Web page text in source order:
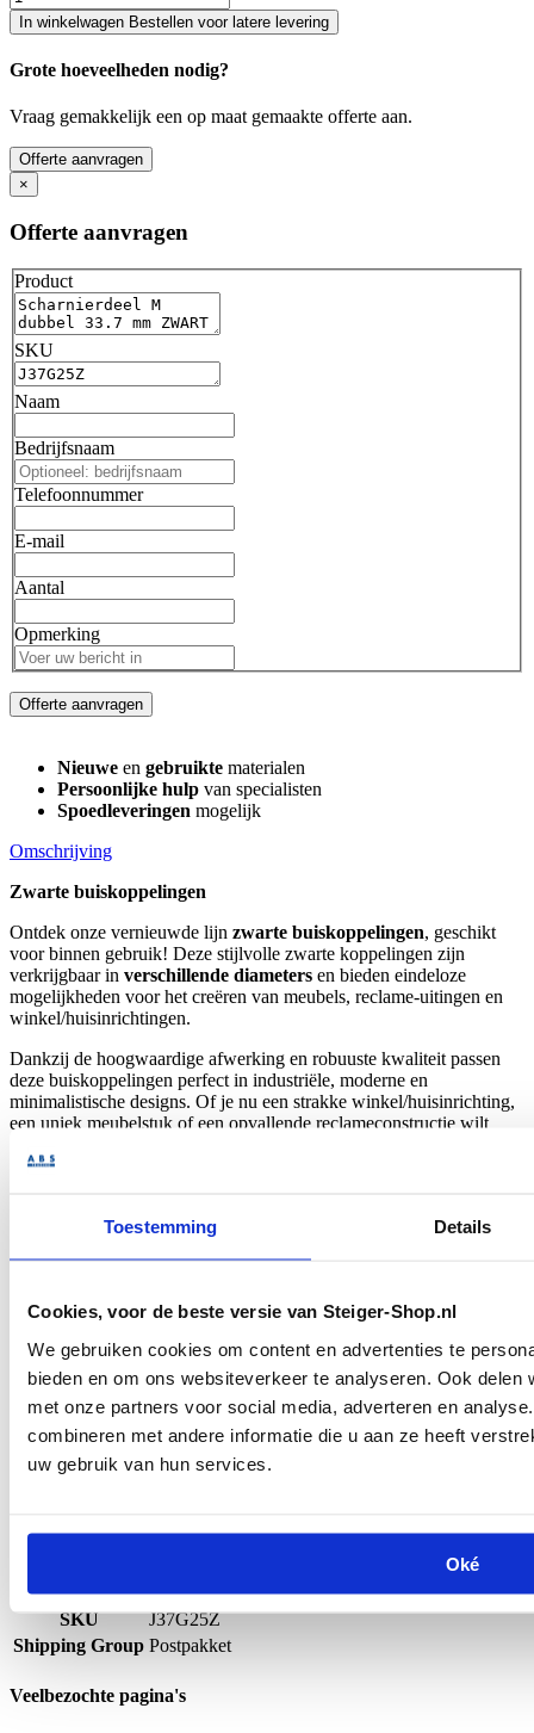
Toestemming Details
Cookies, voor de beste versie van Steiger-Shop.nl
We gebruiken cookies om content en advertenties te
bieden en om ons websiteverkeer te analyseren. Ook
met onze partners voor social media, adverteren en
combineren met andere informatie die u aan ze heeft
uw gebruik van hun services.
Oké
In winkelwagen Bestellen voor latere levering
Grote hoeveelheden nodig?
Vraag gemakkelijk een op maat gemaakte offerte aan.
Offerte aanvragen
×
Offerte aanvragen
Product
SKU
Naam
Bedrijfsnaam
Telefoonnummer
E-mail
Aantal
Opmerking
Offerte aanvragen
Nieuwe en gebruikte materialen
Persoonlijke hulp van specialisten
Spoedleveringen mogelijk
Omschrijving
Zwarte buiskoppelingen
Ontdek onze vernieuwde lijn zwarte buiskoppelingen, geschikt
voor binnen gebruik! Deze stijlvolle zwarte koppelingen zijn
verkrijgbaar in verschillende diameters en bieden eindeloze
mogelijkheden voor het creëren van meubels, reclame-uitingen en
winkel/huisinrichtingen.
Dankzij de hoogwaardige afwerking en robuuste kwaliteit passen
deze buiskoppelingen perfect in industriële, moderne en
minimalistische designs. Of je nu een strakke winkel/huisinrichting,
een uniek meubelstuk of een opvallende reclameconstructie wilt
stoere en elegante uitstraling.
Duurzaam en stevig materiaal
Geef je project een stijlvolle en strakke look!
Bekijk nu onzezwarte buiskoppelingenen laat je inspireren door
de vele mogelijkheden.
Tevens ook alle diameters zwarte buis verkrijgbaar bij ons!
Bestel eenvoudig online en begin direct met jouw
Specificaties
Type
Scharnierdelen
SKU
J37G25Z
Shipping Group Postpakket
Veelbezochte pagina's